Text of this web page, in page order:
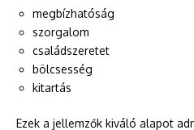
megbízhatóság
szorgalom
családszeretet
bölcsesség
kitartás
Ezek a jellemzők kiváló alapot